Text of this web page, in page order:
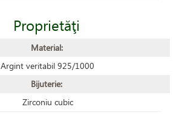
Proprietăţi
Material:
Argint veritabil 925/1000
Bijuterie:
Zirconiu cubic